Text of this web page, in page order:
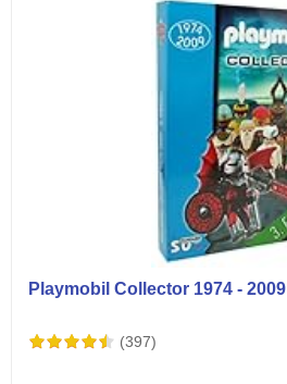
Playmobil Collector 1974 - 2009
(397)